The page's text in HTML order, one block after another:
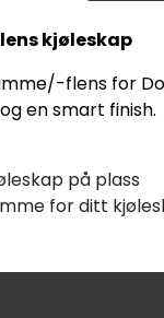
kjøleskap
flens for
en smart finish.
på plass
for ditt